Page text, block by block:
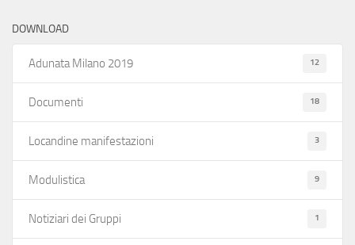
DOWNLOAD
Adunata Milano 2019 12
Documenti 18
Locandine manifestazioni 3
Modulistica 9
Notiziari dei Gruppi 1